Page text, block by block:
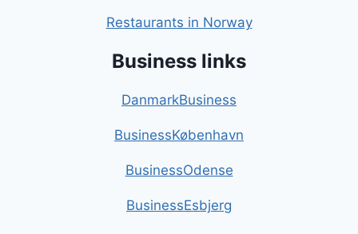
Restaurants in Norway
Business links
DanmarkBusiness
BusinessKøbenhavn
BusinessOdense
BusinessEsbjerg